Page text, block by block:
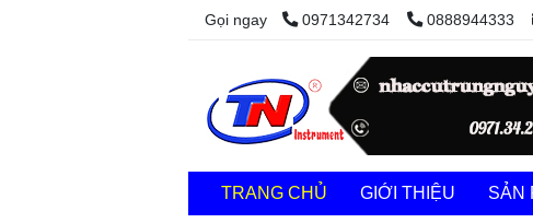
Gọi ngay 0971342734 0888944333
TRANG CHỦ GIỚI THIỆU SẢN